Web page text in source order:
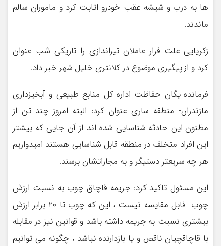
ها به درب و شیشه عقب خودرو اثابت کرد و ماموران سالم
ماندند.
زکریایی علت فرار عاملان تیراندازی را تاریکی شب عنوان
کرد و از پیگیری موضوع در کلانتری خلیل شهر خبر داد.
فرمانده یگان حفاظت اداره کل منابع طبیعی و آبخیزداری
مازندران- منطقه ساری عنوان کرد: البته امروز چند تن از
مظنون این حادثه شناسایی شده اند از آن جایی که بیشتر
این افراد متخلف در منطقه قابل شناسایی هستند امیدواریم
هر چه سریعتر دستیگر و به مجاراتشان برسند.
این مسئول تاکید کرد: جریمه قاچاق چوب به نسبت ارزش
چوب قابل مقایسه نیست ، این که چوب تا ۲۰ برابر ارزش
بیشتری نسبت به جریمه داشته باشد و قوانین نیز در مقابله
با قاچاقچیان ناقص و یا بازدارنده نباشد ، چگونه می توانیم